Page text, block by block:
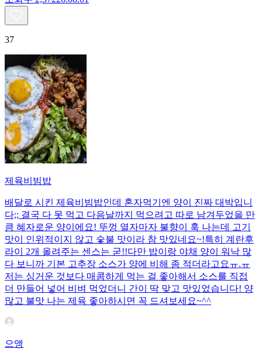
37
제육비빔밥
배달로 시킨 제육비빔밥인데 혼자먹기엔 양이 진짜 대박입니
다;; 결국 다 못 먹고 다음날까지 먹으려고 따로 남겨두었을 만
큼 혜자로운 양이에요! 뚜껑 열자마자 불향이 훅 나는데 고기
맛이 인위적이지 않고 숯불 맛이라 참 맛있네요~!특히 계란후
라이 2개 올려주는 센스는 굳!! ​다만 밥이랑 야채 양이 워낙 많
다 보니까 기본 고추장 소스가 양에 비해 좀 적더라고요ㅠ.ㅠ
저는 싱거운 것보다 매콤하게 먹는 걸 좋아해서 소스를 직접
더 만들어 넣어 비벼 먹었더니 간이 딱 맞고 맛있었습니다! 양
많고 불맛 나는 제육 좋아하시면 꼭 드셔보세요~^^
으앵